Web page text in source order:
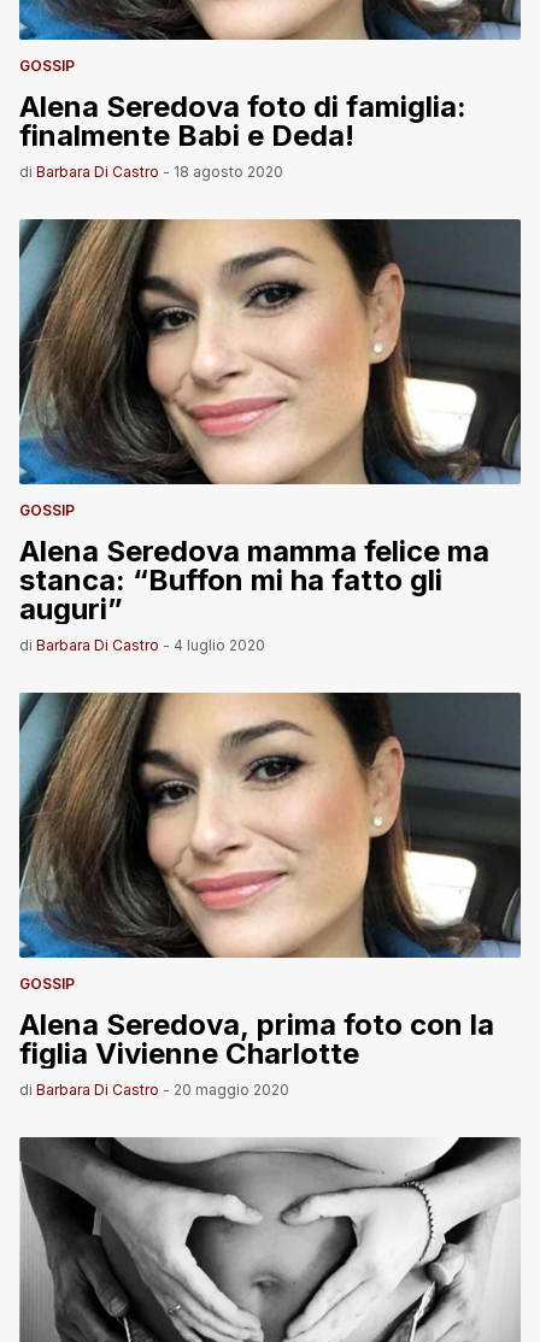
GOSSIP
Alena Seredova foto di famiglia:
finalmente Babi e Deda!
di Barbara Di Castro - 18 agosto 2020
GOSSIP
Alena Seredova mamma felice ma
stanca: “Buffon mi ha fatto gli
auguri”
di Barbara Di Castro - 4 luglio 2020
GOSSIP
Alena Seredova, prima foto con la
figlia Vivienne Charlotte
di Barbara Di Castro - 20 maggio 2020